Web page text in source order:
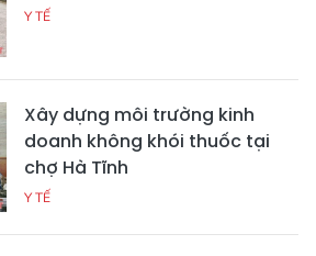
Y TẾ
Xây dựng môi trường kinh
doanh không khói thuốc tại
chợ Hà Tĩnh
Y TẾ